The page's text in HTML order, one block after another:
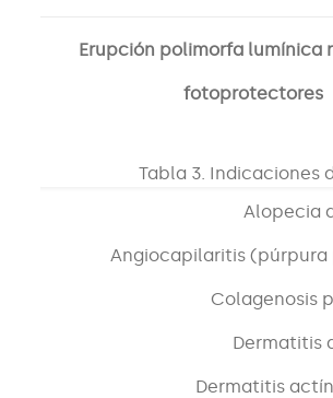
Erupción polimorfa lumínica
fotoprotectores
Tabla 3. Indicaciones
Alopecia
Angiocapilaritis
Colagenosis
Dermatitis
Dermatitis